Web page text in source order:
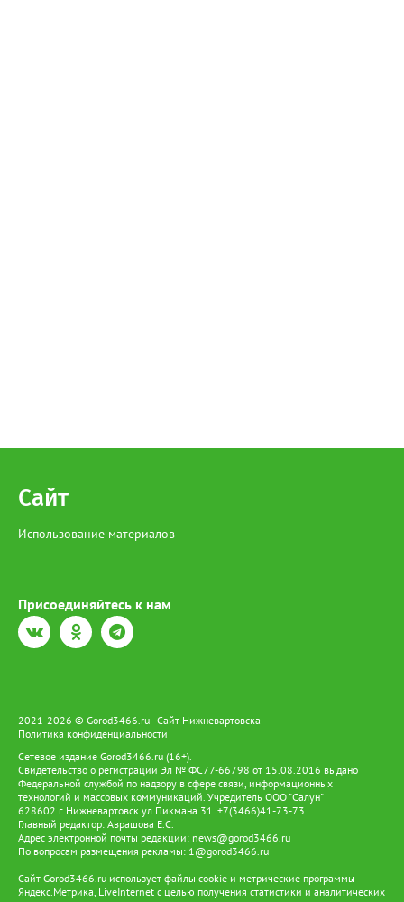
Сайт
Использование материалов
Присоединяйтесь к нам
2021-2026 © Gorod3466.ru - Сайт Нижневартовска
Политика конфиденциальности
Сетевое издание Gorod3466.ru (16+).
Свидетельство о регистрации Эл № ФС77-66798 от 15.08.2016 выдано
Федеральной службой по надзору в сфере связи, информационных
технологий и массовых коммуникаций. Учредитель ООО "Салун"
628602 г. Нижневартовск ул.Пикмана 31. +7(3466)41-73-73
Главный редактор: Аврашова Е.С.
Адрес электронной почты редакции: news@gorod3466.ru
По вопросам размещения рекламы: 1@gorod3466.ru
Сайт Gorod3466.ru использует файлы cookie и метрические программы
Яндекс.Метрика, LiveInternet с целью получения статистики и аналитических